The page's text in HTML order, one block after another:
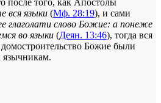
вся языки (Мф. 28:19), и сами
глаголати слово Божие: а понеже
во языки (Деян. 13:46), тогда вся
Божие были
язычникам.